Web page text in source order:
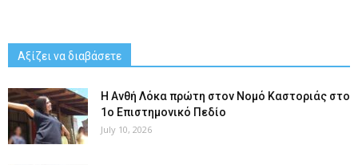
Αξίζει να διαβάσετε
Η Ανθή Λόκα πρώτη στον Νομό Καστοριάς στο
1ο Επιστημονικό Πεδίο
July 10, 2026